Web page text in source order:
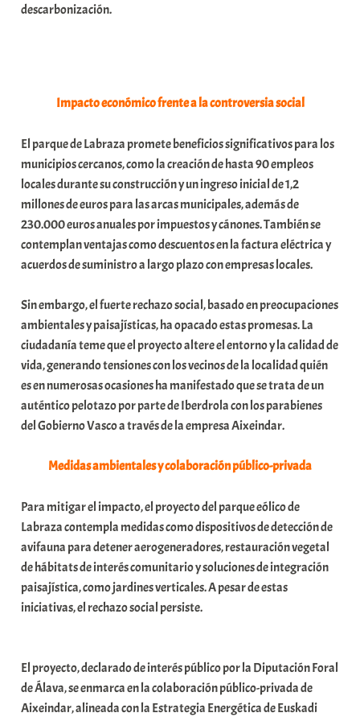
descarbonización.
Impacto económico frente a la controversia social
El parque de Labraza promete beneficios significativos para los
municipios cercanos, como la creación de hasta 90 empleos
locales durante su construcción y un ingreso inicial de 1,2
millones de euros para las arcas municipales, además de
230.000 euros anuales por impuestos y cánones. También se
contemplan ventajas como descuentos en la factura eléctrica y
acuerdos de suministro a largo plazo con empresas locales.
Sin embargo, el fuerte rechazo social, basado en preocupaciones
ambientales y paisajísticas, ha opacado estas promesas. La
ciudadanía teme que el proyecto altere el entorno y la calidad de
vida, generando tensiones con los vecinos de la localidad quién
es en numerosas ocasiones ha manifestado que se trata de un
auténtico pelotazo por parte de Iberdrola con los parabienes
del Gobierno Vasco a través de la empresa Aixeindar.
Medidas ambientales y colaboración público-privada
Para mitigar el impacto, el proyecto del parque eólico de
Labraza contempla medidas como dispositivos de detección de
avifauna para detener aerogeneradores, restauración vegetal
de hábitats de interés comunitario y soluciones de integración
paisajística, como jardines verticales. A pesar de estas
iniciativas, el rechazo social persiste.
El proyecto, declarado de interés público por la Diputación Foral
de Álava, se enmarca en la colaboración público-privada de
Aixeindar, alineada con la Estrategia Energética de Euskadi